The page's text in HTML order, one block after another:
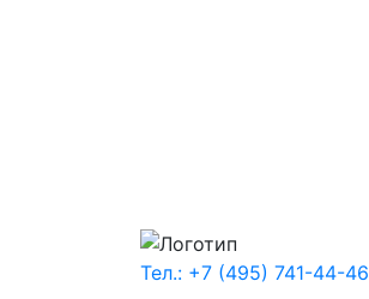
Тел.: +7 (495) 741-44-46